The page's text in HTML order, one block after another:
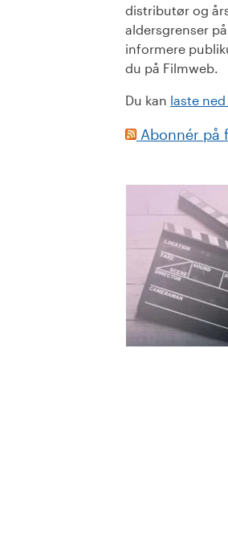
distributør og
aldersgrenser
informere
du på Filmweb.
Du kan laste
Abonnér på